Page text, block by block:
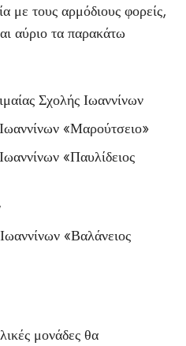
με τους αρμόδιους φορείς,
αύριο τα παρακάτω
Σχολής Ιωαννίνων
«Μαρούτσειο»
«Παυλίδειος
«Βαλάνειος
μονάδες θα